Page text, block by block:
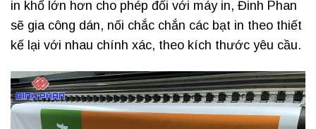
in khổ lớn hơn cho phép đối với máy in, Đinh Phan
sẽ gia công dán, nối chắc chắn các bạt in theo thiết
kế lại với nhau chính xác, theo kích thước yêu cầu.